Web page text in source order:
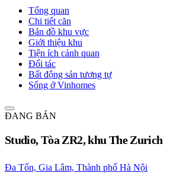
Tổng quan
Chi tiết căn
Bản đồ khu vực
Giới thiệu khu
Tiện ích cảnh quan
Đối tác
Bất động sản tương tự
Sống ở Vinhomes
ĐANG BÁN
Studio, Tòa ZR2, khu The Zurich
Đa Tốn, Gia Lâm, Thành phố Hà Nội